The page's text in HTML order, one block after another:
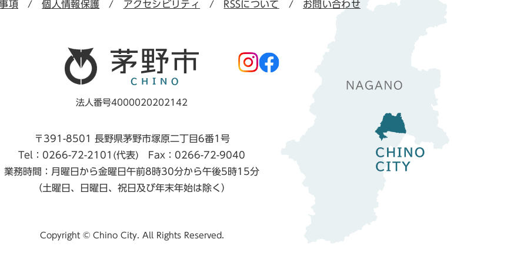
項 個人情報保護 アクセシビリティ RSSについて お問い合わせ
法人番号4000020202142
〒391-8501 長野県茅野市塚原二丁目6番1号
Tel：0266-72-2101(代表) Fax：0266-72-9040
業務時間：月曜日から金曜日午前8時30分から午後5時15分
（土曜日、日曜日、祝日及び年末年始は除く）
Copyright © Chino City. All Rights Reserved.